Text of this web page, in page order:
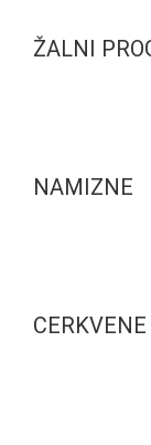
ŽALNI
NAMIZNE
CERKVENE